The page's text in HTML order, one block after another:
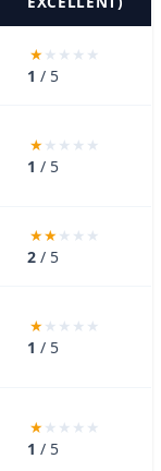
1 / 5
1 / 5
2 / 5
1 / 5
1 / 5